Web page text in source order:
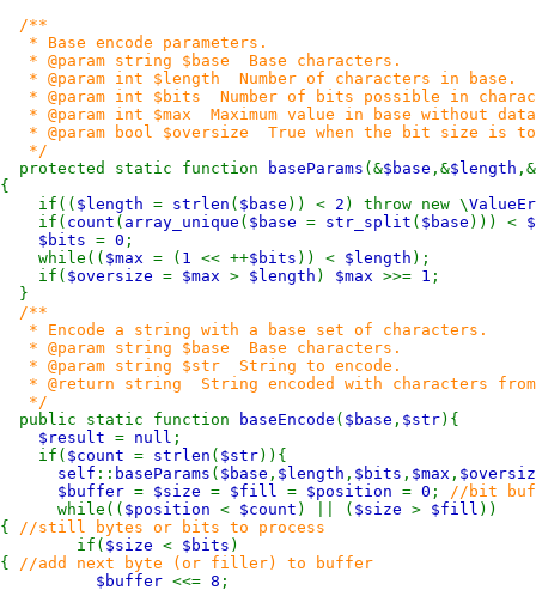
/**
* Base encode parameters.
* @param string $base Base characters.
* @param int $length Number of characters in base.
* @param int $bits Number of bits possible in
* @param int $max Maximum value in base without
* @param bool $oversize True when the bit size is
*/
protected static function
baseParams (&$base ,&$length ,&
{
if(( $length = strlen ( $base )) < 2 ) throw new \
if( count ( array_unique ( $base = str_split ( $base ))) <
$bits = 0 ;
while(( $max = ( 1 << ++$bits )) < $length );
if( $oversize = $max > $length ) $max >>= 1 ;
}
/**
* Encode a string with a base set of characters.
* @param string $base Base characters.
* @param string $str String to encode.
* @return string String encoded with characters
*/
public static function
baseEncode ( $base , $str){
$result = null ;
if( $count = strlen ( $str)){
self :: baseParams ( $base , $length , $bits , $max ,
$buffer = $size = $fill = $position = 0 ; //bit
while(( $position < $count ) || ( $size > $fill ))
{ //still bytes or bits to process
if( $size < $bits )
{ //add next byte (or filler) to buffer
$buffer <<= 8 ;